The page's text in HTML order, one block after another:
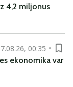
4,2 miljonus
00:35
ekonomika var